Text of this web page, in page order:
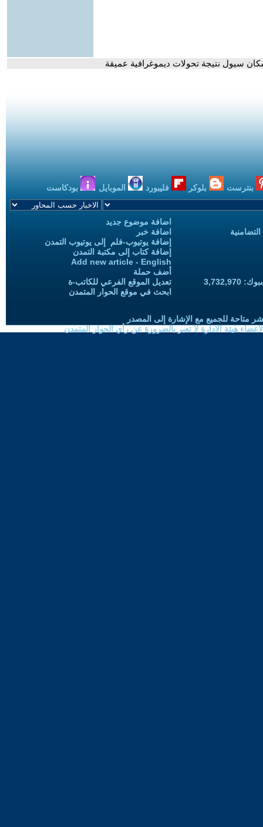
سيول نتيجة تحولات ديموغرافية عميقة
بنترست بلوكر فليبورد الموبايل بودكاست
اضافة موضوع جديد
اضافة خبر
إضافة يوتيوب-فلم إلى يوتيوب التمدن
إضافة كتاب إلى مكتبة التمدن
Add new article - English
أضف حملة
تعديل الموقع الفرعي للكاتب-ة
ابحث في موقع الحوار المتمدن
متاحة للجميع مع الإشارة إلى المصدر
هيئة الادارة لا تعبر بالضرورة عن رأي الحوار المتمدن